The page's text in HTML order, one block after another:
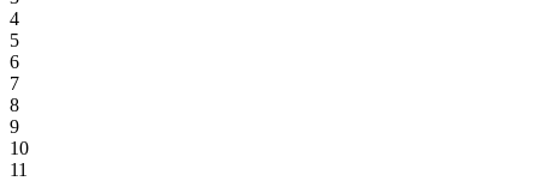
4
5
6
7
8
9
10
11